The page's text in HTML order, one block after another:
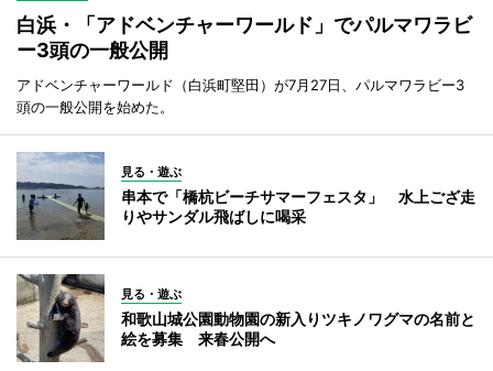
白浜・「アドベンチャーワールド」でパルマワラビ
ー3頭の一般公開
アドベンチャーワールド（白浜町堅田）が7月27日、パルマワラビー3
頭の一般公開を始めた。
見る・遊ぶ
串本で「橋杭ビーチサマーフェスタ」 水上ござ走
りやサンダル飛ばしに喝采
見る・遊ぶ
和歌山城公園動物園の新入りツキノワグマの名前と
絵を募集 来春公開へ